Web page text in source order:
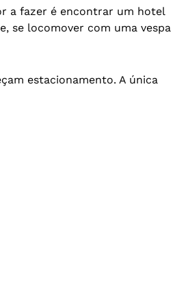
a fazer é encontrar um hotel
se locomover com uma vespa
estacionamento. A única